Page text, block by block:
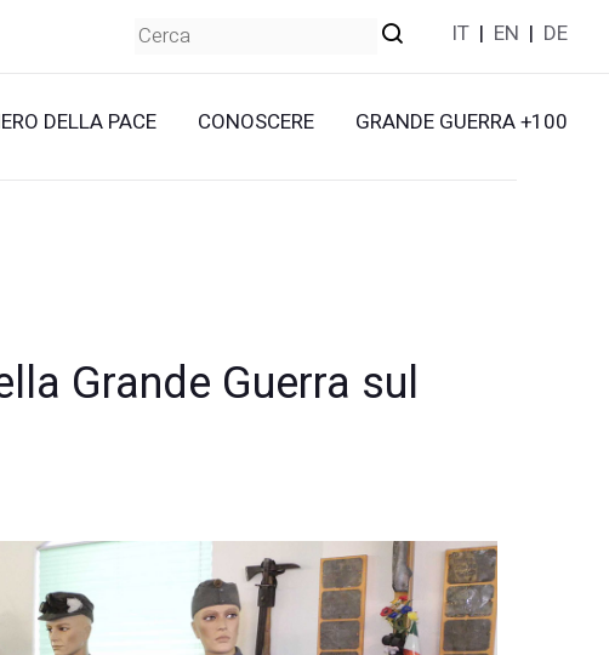
IT | EN | DE
DELLA PACE CONOSCERE GRANDE GUERRA +100
Grande Guerra sul